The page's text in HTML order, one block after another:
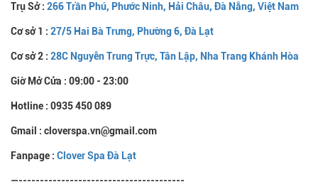
Trụ Sở : 266 Trần Phú, Phước Ninh, Hải Châu, Đà Nẵng, Việt Nam
Cơ sở 1 : 27/5 Hai Bà Trưng, Phường 6, Đà Lạt
Cơ sở 2 : 28C Nguyễn Trung Trực, Tân Lập, Nha Trang Khánh Hòa
Giờ Mở Cửa : 09:00 - 23:00
Hotline : 0935 450 089
Gmail : cloverspa.vn@gmail.com
Fanpage : Clover Spa Đà Lạt
—---------------------------------------